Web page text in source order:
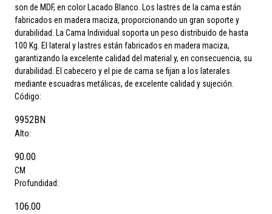
son de MDF, en color Lacado Blanco. Los lastres de la cama están
fabricados en madera maciza, proporcionando un gran soporte y
durabilidad. La Cama Individual soporta un peso distribuido de hasta
100 Kg. El lateral y lastres están fabricados en madera maciza,
garantizando la excelente calidad del material y, en consecuencia, su
durabilidad. El cabecero y el pie de cama se fijan a los laterales
mediante escuadras metálicas, de excelente calidad y sujeción.
Código:
9952BN
Alto:
90.00
CM
Profundidad:
106.00